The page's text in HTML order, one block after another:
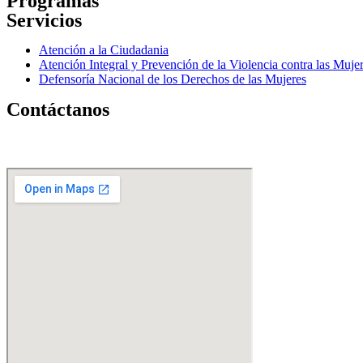
Servicios
Menú
Atención a la Ciudadania
Atención Integral y Prevención de la Violencia contra las
Defensoría Nacional de los Derechos de las Mujeres
Contáctanos